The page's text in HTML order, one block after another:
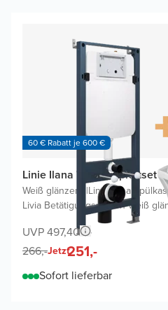
60 € Rabatt je 600 €
Linie Ilana WC Komplettset
Weiß glänzend |Linie Ilana
Livia Betätigungsplatten Weiß
UVP 497,40
266,-Jetzt251,-
Sofort lieferbar